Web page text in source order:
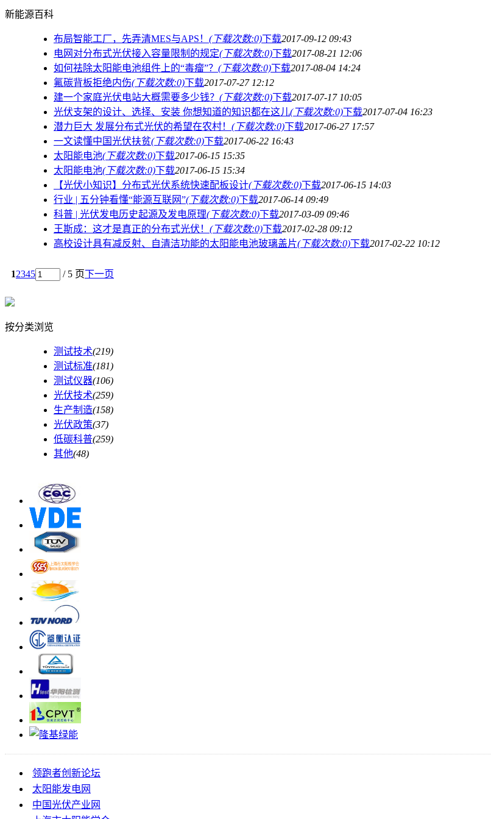
新能源百科
布局智能工厂，先弄清MES与APS！ (下载次数:0)下载2017-09-12 09:43
电网对分布式光伏接入容量限制的规定(下载次数:0)下载2017-08-21 12:06
如何祛除太阳能电池组件上的“毒瘤”？ (下载次数:0)下载2017-08-04 14:24
氟碳背板拒绝内伤(下载次数:0)下载2017-07-27 12:12
建一个家庭光伏电站大概需要多少钱？ (下载次数:0)下载2017-07-17 10:05
光伏支架的设计、选择、安装 你想知道的知识都在这儿(下载次数:0)下载2017-07-04 16:23
潜力巨大 发展分布式光伏的希望在农村！ (下载次数:0)下载2017-06-27 17:57
一文读懂中国光伏扶贫(下载次数:0)下载2017-06-22 16:43
太阳能电池(下载次数:0)下载2017-06-15 15:35
太阳能电池(下载次数:0)下载2017-06-15 15:34
【光伏小知识】分布式光伏系统快速配板设计(下载次数:0)下载2017-06-15 14:03
行业 | 五分钟看懂“能源互联网”(下载次数:0)下载2017-06-14 09:49
科普 | 光伏发电历史起源及发电原理(下载次数:0)下载2017-03-09 09:46
王斯成：这才是真正的分布式光伏！ (下载次数:0)下载2017-02-28 09:12
高校设计具有减反射、自清洁功能的太阳能电池玻璃盖片(下载次数:0)下载2017-02-22 10:12
12345 / 5 页下一页
按分类浏览
测试技术(219)
测试标准(181)
测试仪器(106)
光伏技术(259)
生产制造(158)
光伏政策(37)
低碳科普(259)
其他(48)
领跑者创新论坛
太阳能发电网
中国光伏产业网